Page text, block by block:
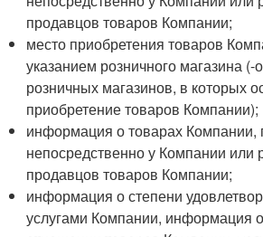
продавцов товаров Компании;
место приобретения товаров
указанием розничного магазина (-
розничных магазинов, в которых
приобретение товаров Компании);
информация о товарах Компании,
непосредственно у Компании или
продавцов товаров Компании;
информация о степени
услугами Компании, информация